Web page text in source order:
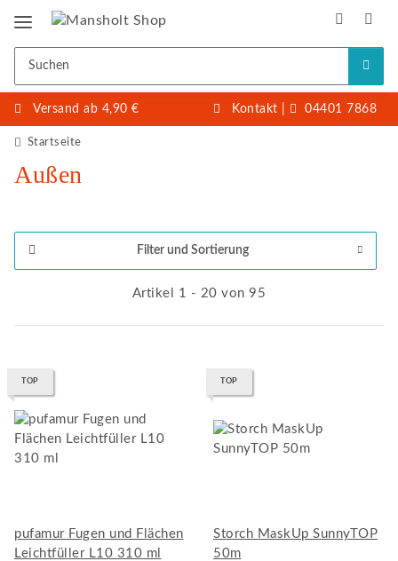
Versand ab 4,90 € Kontakt 04401 7868
Startseite
Außen
Filter und Sortierung
Artikel 1 - 20 von 95
TOP
pufamur Fugen und Flächen
Leichtfüller L10 310 ml
TOP
Storch MaskUp SunnyTOP
50m